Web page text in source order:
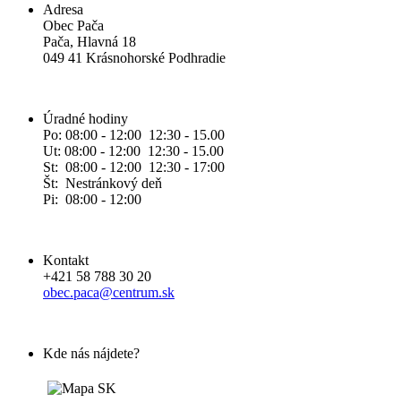
Adresa
Obec Pača
Pača, Hlavná 18
049 41 Krásnohorské Podhradie
Úradné hodiny
Po: 08:00 - 12:00 12:30 - 15.00
Ut: 08:00 - 12:00 12:30 - 15.00
St: 08:00 - 12:00 12:30 - 17:00
Št: Nestránkový deň
Pi: 08:00 - 12:00
Kontakt
+421 58 788 30 20
obec.paca@centrum.sk
Kde nás nájdete?